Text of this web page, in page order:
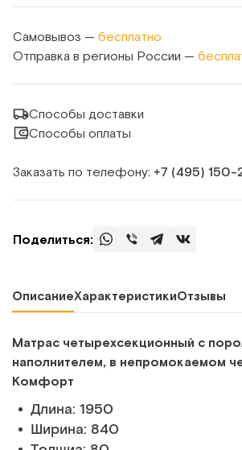
Самовывоз — бесплатно
Отправка в регионы России —
Способы доставки
Способы оплаты
Заказать по телефону: +7 (495)
Поделиться:
ОписаниеХарактеристикиОтзывы
Матрас четырехсекционный с
наполнителем, в непромокаемом
Комфорт
Длина: 1950
Ширина: 840